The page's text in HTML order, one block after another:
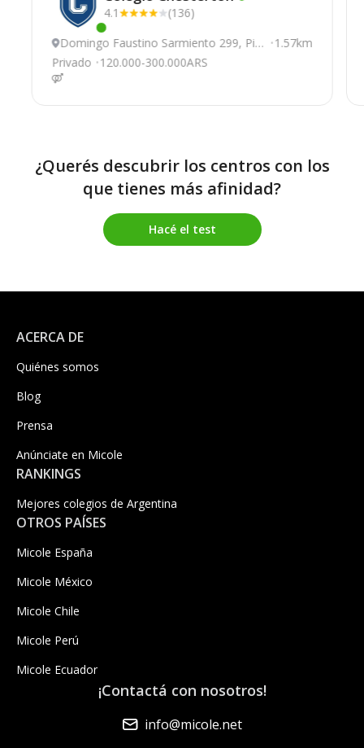
Este centro ha estado online recientemente
4.1
(136)
Domingo Faustino Sarmiento 299, Pila
r
1.57km
Privado
120.000-300.000ARS
¿Querés descubrir los centros con los
que tienes más afinidad?
Hacé el test
ACERCA DE
Quiénes somos
Blog
Prensa
Anúnciate en Micole
RANKINGS
Mejores colegios de Argentina
OTROS PAÍSES
Micole España
Micole México
Micole Chile
Micole Perú
Micole Ecuador
¡Contactá con nosotros!
info@micole.net